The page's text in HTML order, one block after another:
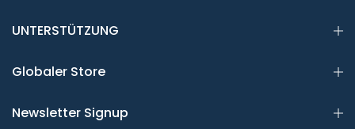
UNTERSTÜTZUNG
Globaler Store
Newsletter Signup